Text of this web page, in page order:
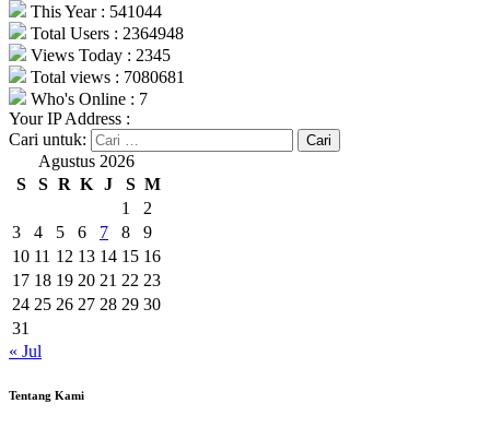
This Year : 541044
Total Users : 2364948
Views Today : 2345
Total views : 7080681
Who's Online : 7
Your IP Address :
Cari untuk:
Agustus 2026
S
S R K J S M
1
2
3
4 5 6 7 8
9
10 11 12 13 14 15 16
17 18 19 20 21 22 23
24 25 26 27 28 29 30
31
« Jul
Tentang Kami